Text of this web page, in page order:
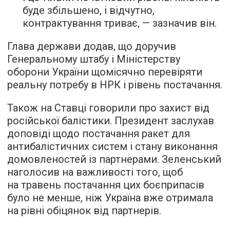
буде збільшено, і відчутно,
контрактування триває, — зазначив він.
Глава держави додав, що доручив
Генеральному штабу і Міністерству
оборони України щомісячно перевіряти
реальну потребу в НРК і рівень постачання.
Також на Ставці говорили про захист від
російської балістики. Президент заслухав
доповіді щодо постачання ракет для
антибалістичних систем і стану виконання
домовленостей із партнерами. Зеленський
наголосив на важливості того, щоб
на травень постачання цих боєприпасів
було не менше, ніж Україна вже отримала
на рівні обіцянок від партнерів.